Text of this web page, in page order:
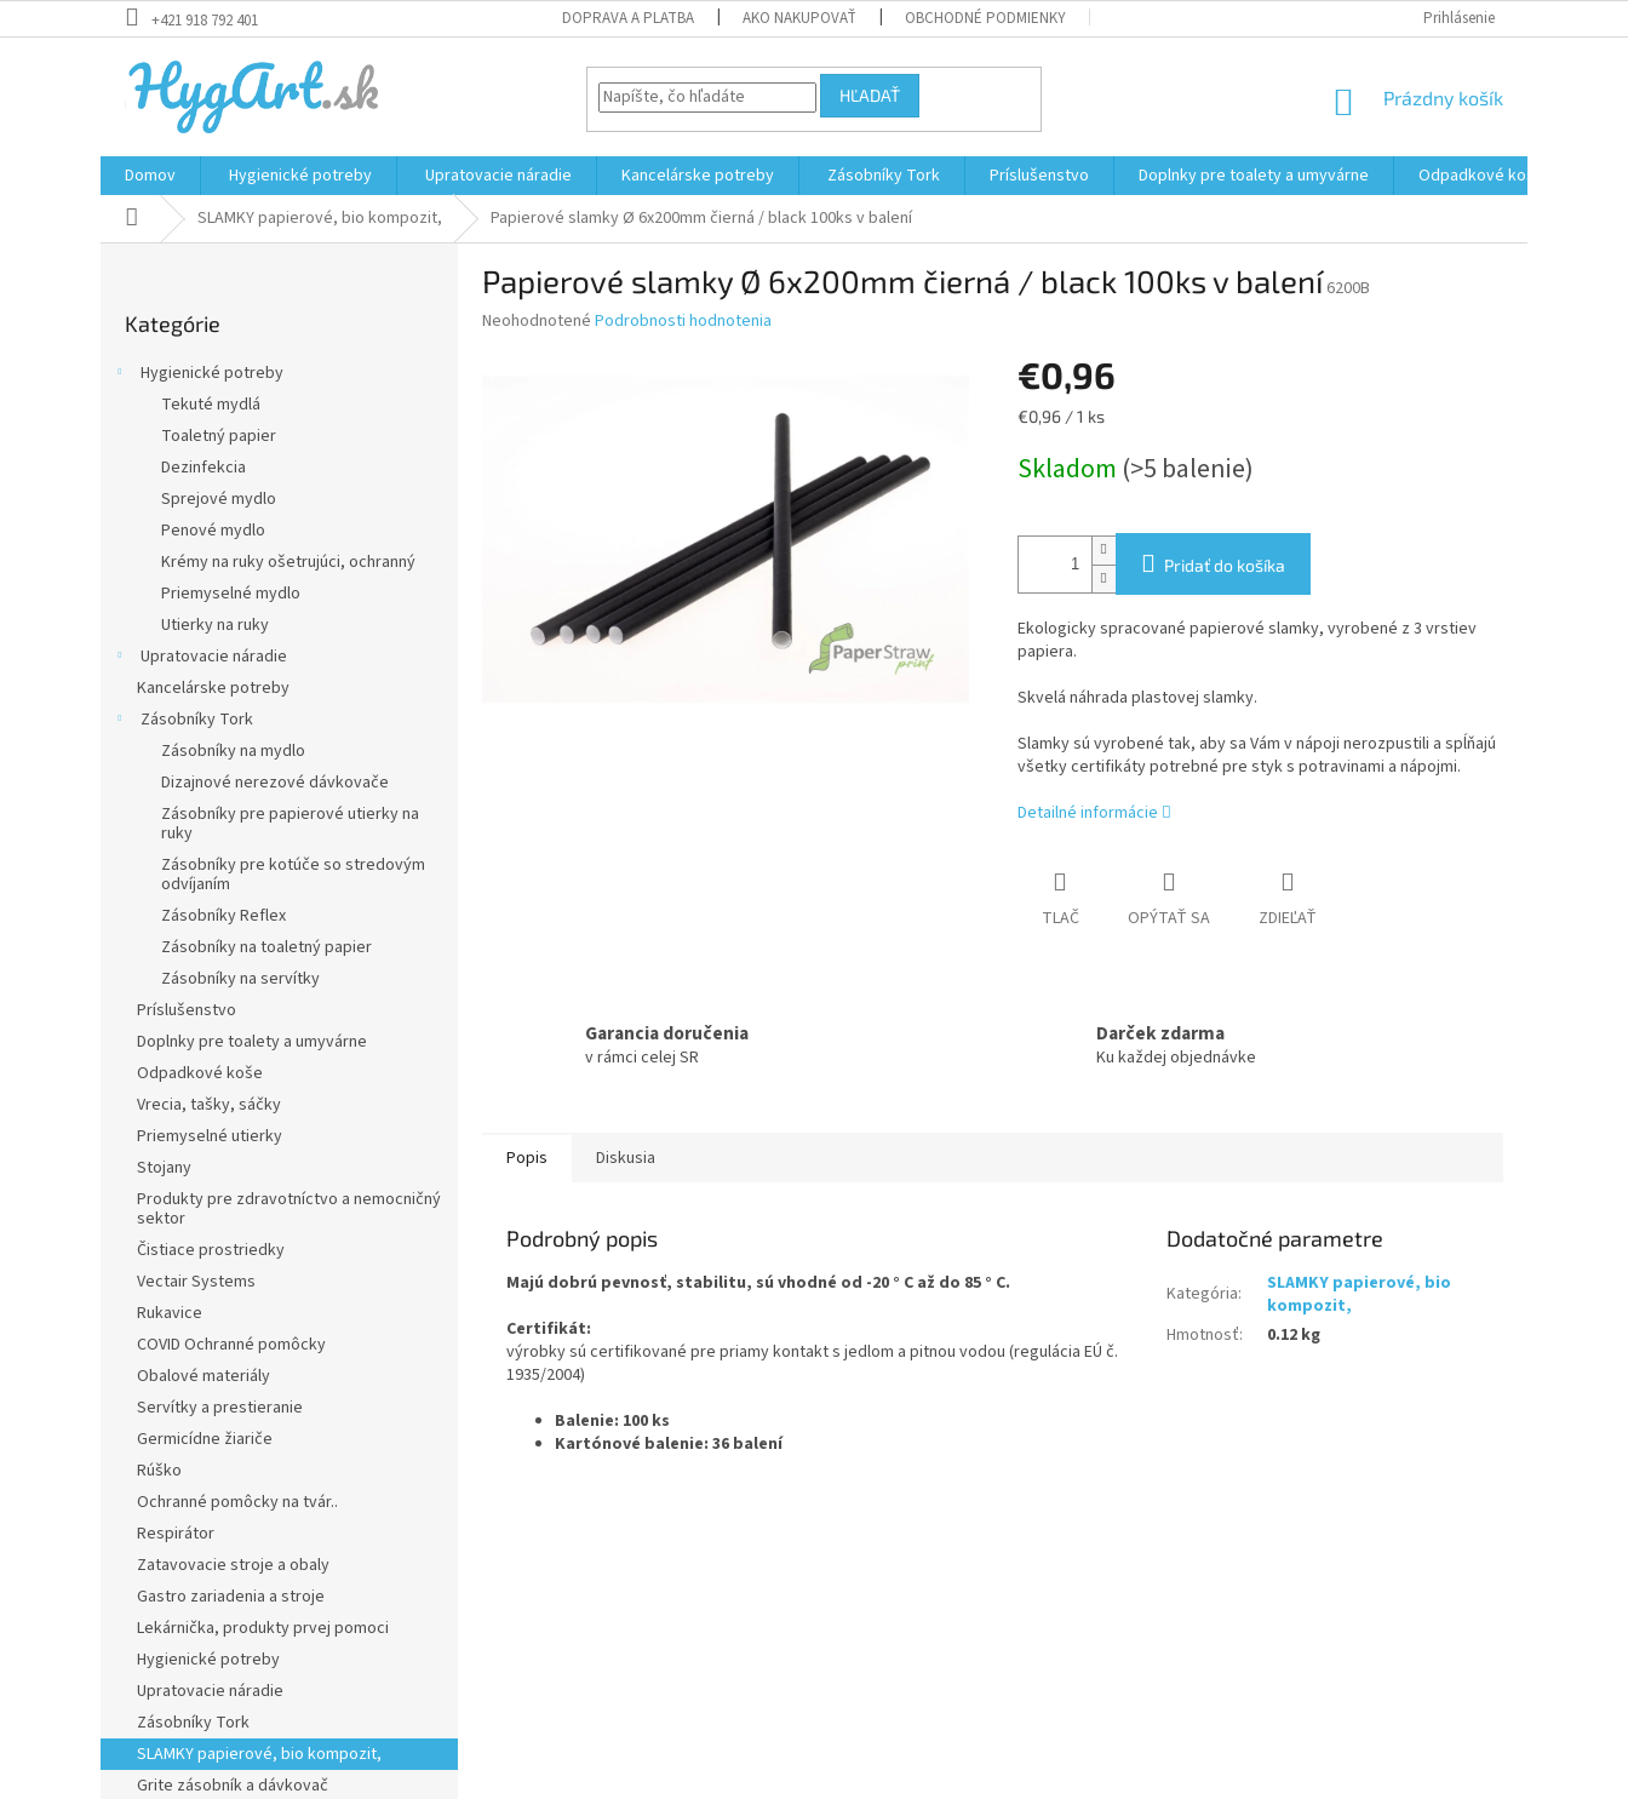
na
+421 918 792 401 DOPRAVA A PLATBA AKO NAKUPOVAŤ OBCHODNÉ PODMIENKY FORMULÁR NA
Prihlásenie
HĽADAŤ
NÁKUPNÝ
Prázdny košík
Domov Hygienické potreby Upratovacie náradie Kancelárske potreby Zásobníky Tork Príslušenstvo Doplnky pre toalety a umyvárne Odpadkové koše
DomovSLAMKY papierové, bio kompozit, Papierové slamky Ø 6x200mm čierná / black 100ks v balení
kategórie
Kategórie
Hygienické potreby
Tekuté mydlá
Toaletný papier
Dezinfekcia
Sprejové mydlo
Penové mydlo
Krémy na ruky ošetrujúci, ochranný
Priemyselné mydlo
Utierky na ruky
Upratovacie náradie
Kancelárske potreby
Zásobníky Tork
Zásobníky na mydlo
Dizajnové nerezové dávkovače
Zásobníky pre papierové utierky na
ruky
Zásobníky pre kotúče so stredovým
odvíjaním
Zásobníky Reflex
Zásobníky na toaletný papier
Zásobníky na servítky
Príslušenstvo
Doplnky pre toalety a umyvárne
Odpadkové koše
Vrecia, tašky, sáčky
Priemyselné utierky
Stojany
Produkty pre zdravotníctvo a nemocničný
sektor
Čistiace prostriedky
Vectair Systems
Rukavice
COVID Ochranné pomôcky
Obalové materiály
Servítky a prestieranie
Germicídne žiariče
Rúško
Ochranné pomôcky na tvár..
Respirátor
Zatavovacie stroje a obaly
Gastro zariadenia a stroje
Lekárnička, produkty prvej pomoci
Hygienické potreby
Upratovacie náradie
Zásobníky Tork
SLAMKY papierové, bio kompozit,
Grite zásobník a dávkovač
Papierové slamky Ø 6x200mm čierná / black 100ks v balení 6200B
Priemerné
Neohodnotené Podrobnosti hodnotenia
€0,96
Jednotková
€0,96 / 1 ks
Skladom (>5 balenie)
Pridať do košíka
Ekologicky spracované papierové slamky, vyrobené z 3 vrstiev
papiera.
Skvelá náhrada plastovej slamky.
Slamky sú vyrobené tak, aby sa Vám v nápoji nerozpustili a spĺňajú
všetky certifikáty potrebné pre styk s potravinami a nápojmi.
Detailné informácie
TLAČ OPÝTAŤ SA ZDIEĽAŤ
Garancia doručenia
v rámci celej SR
Darček zdarma
Ku každej objednávke
Popis Diskusia
Podrobný popis
Majú dobrú pevnosť, stabilitu, sú vhodné od -20 ° C až do 85 ° C.
Certifikát:
výrobky sú certifikované pre priamy kontakt s jedlom a pitnou vodou (regulácia EÚ č.
1935/2004)
Balenie: 100 ks
Kartónové balenie: 36 balení
Dodatočné parametre
Kategória:
SLAMKY papierové, bio
kompozit,
Hmotnosť: 0.12 kg